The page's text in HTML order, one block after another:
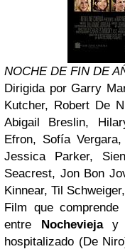
NOCHE DE FIN DE
Dirigida por Garry
Kutcher, Robert De
Abigail Breslin,
Efron, Sofía
Jessica Parker,
Seacrest, Jon Bon
Kinnear, Til
Film que
entre Nocheviejay
hospitalizado (De